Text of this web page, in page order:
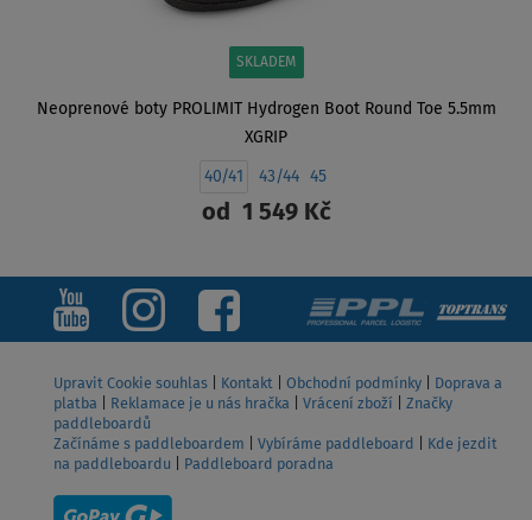
SKLADEM
Neoprenové boty PROLIMIT Hydrogen Boot Round Toe 5.5mm
XGRIP
40/41 43/44 45
od 1 549 Kč
ZOBRAZIT
Upravit Cookie souhlas Kontakt Obchodní podmínky
Doprava a
platba
Reklamace je u nás hračka Vrácení zboží
Značky
paddleboardů
Začínáme s paddleboardem
Vybíráme paddleboard
Kde jezdit
na paddleboardu
Paddleboard poradna